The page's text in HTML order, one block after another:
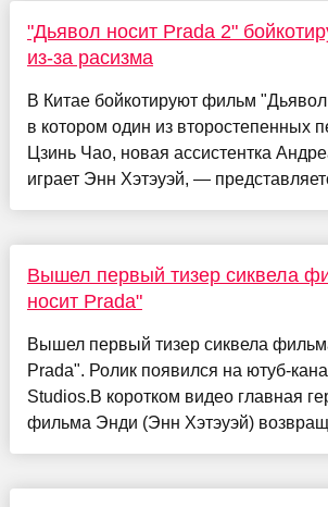
"Дьявол носит Prada 2"
из-за расизма
В Китае бойкотируют фильм
в котором один из второстепенных
Цзинь Чао, новая ассистентка
играет Энн Хэтэуэй, —
Вышел первый тизер сиквела
носит Prada"
Вышел первый тизер сиквела
Prada". Ролик появился на ютуб-
Studios.В коротком видео главная
фильма Энди (Энн Хэтэуэй)